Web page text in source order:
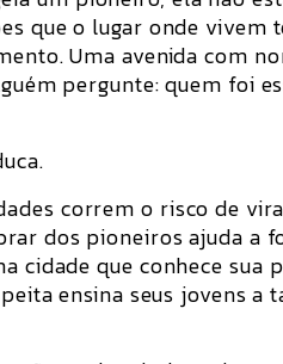
que o lugar onde
Uma avenida com
pergunte: quem foi
correm o risco de
dos pioneiros ajuda a
cidade que conhece
ensina seus jovens